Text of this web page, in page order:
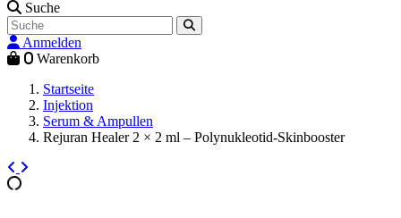
Suche
Anmelden
0 Warenkorb
Startseite
Injektion
Serum & Ampullen
Rejuran Healer 2 × 2 ml – Polynukleotid-Skinbooster